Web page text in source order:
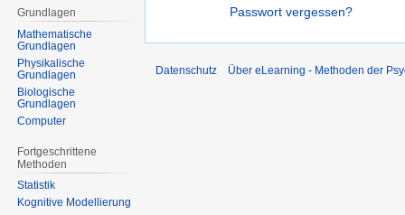
Passwort vergessen?
Grundlagen
Mathematische
Grundlagen
Physikalische
Grundlagen
Biologische
Grundlagen
Computer
Fortgeschrittene
Methoden
Statistik
Kognitive Modellierung
Datenschutz Über eLearning - Methoden der